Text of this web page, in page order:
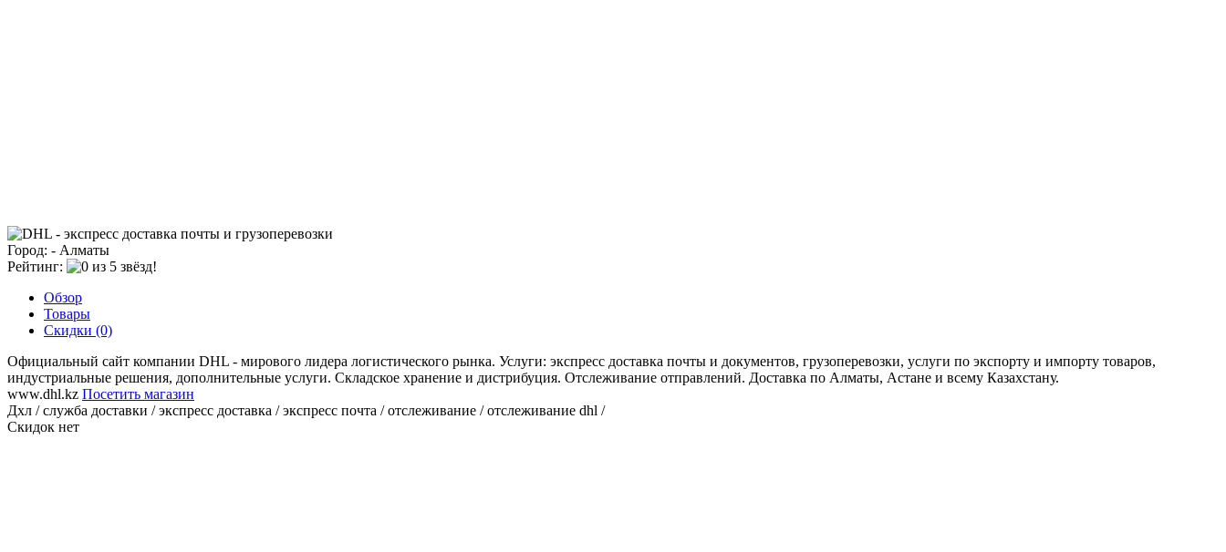
Город: - Алматы
Рейтинг:
Обзор
Товары
Скидки (0)
Официальный сайт компании DHL - мирового лидера логистического рынка. Услуги: экспресс доставка почты и документов, грузоперевозки, услуги по экспорту и импорту товаров,
индустриальные решения, дополнительные услуги. Складское хранение и дистрибуция. Отслеживание отправлений. Доставка по Алматы, Астане и всему Казахстану.
www.dhl.kz Посетить магазин
Дхл / служба доставки / экспресс доставка / экспресс почта / отслеживание / отслеживание dhl /
Скидок нет